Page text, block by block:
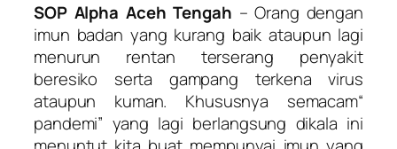
SOP Alpha Aceh Tengah – Orang dengan
imun badan yang kurang baik ataupun lagi
menurun rentan terserang penyakit
beresiko serta gampang terkena virus
ataupun kuman. Khususnya semacam“
pandemi” yang lagi berlangsung dikala ini